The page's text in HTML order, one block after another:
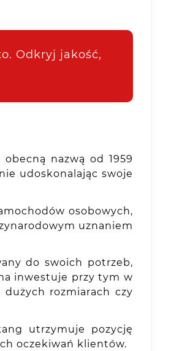
Odkryj jakość,
nazwą od 1959
udoskonalając swoje
osobowych,
uznaniem
do swoich potrzeb,
inwestuje przy tym w
rozmiarach czy
utrzymuje pozycję
oczekiwań klientów.